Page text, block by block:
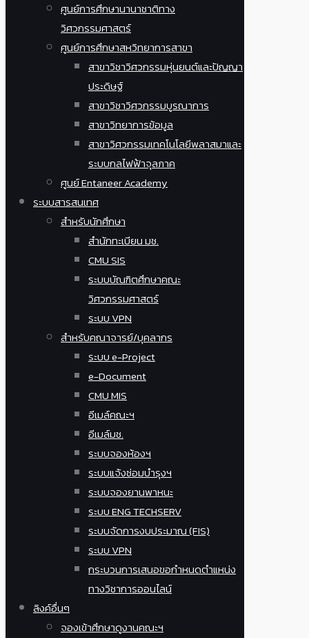
ศูนย์การศึกษานานาชาติทาง
วิศวกรรมศาสตร์
ศูนย์การศึกษาสหวิทยาการสาขา
สาขาวิชาวิศวกรรมหุ่นยนต์และปัญญา
ประดิษฐ์
สาขาวิชาวิศวกรรมบูรณาการ
สาขาวิทยาการข้อมูล
สาขาวิศวกรรมเทคโนโลยีพลาสมาและ
ระบบกลไฟฟ้าจุลภาค
ศูนย์ Entaneer Academy
ระบบสารสนเทศ
สำหรับนักศึกษา
สำนักทะเบียน มช.
CMU SIS
ระบบบัณฑิตศึกษาคณะ
วิศวกรรมศาสตร์
ระบบ VPN
สำหรับคณาจารย์/บุคลากร
ระบบ e-Project
e-Document
CMU MIS
อีเมล์คณะฯ
อีเมล์มช.
ระบบจองห้องฯ
ระบบแจ้งซ่อมบำรุงฯ
ระบบจองยานพาหนะ
ระบบ ENG TECHSERV
ระบบจัดการงบประมาณ (FIS)
ระบบ VPN
กระบวนการเสนอขอกำหนดตำแหน่ง
ทางวิชาการออนไลน์
ลิงค์อื่นๆ
จองเข้าศึกษาดูงานคณะฯ